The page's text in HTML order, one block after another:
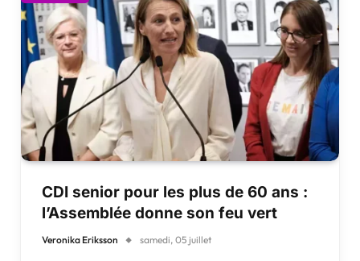
CDI senior pour les plus de 60 ans :
l’Assemblée donne son feu vert
Veronika Eriksson samedi, 05 juillet